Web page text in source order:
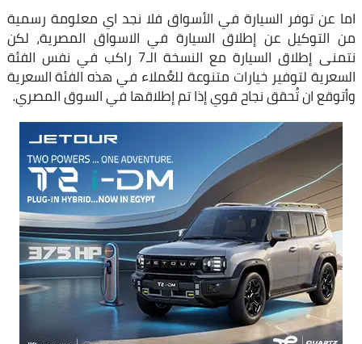
اما عن توفر السيارة في الأسواق فلا نجد اي معلومة رسمية
من التوكيل عن إطلاق السيارة في الاسواق المصرية، لكن
نتمنى إطلاق السيارة مع النسخة الـ7 راكب في نفس الفئة
السعرية لتوفير خيارات متنوعة للعُملاء في هذه الفئة السعرية
وأتوقع ان تُحقق نجاح قوي إذا تم إطلاقها في السوق المصري.